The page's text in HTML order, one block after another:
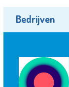
Bedrijven